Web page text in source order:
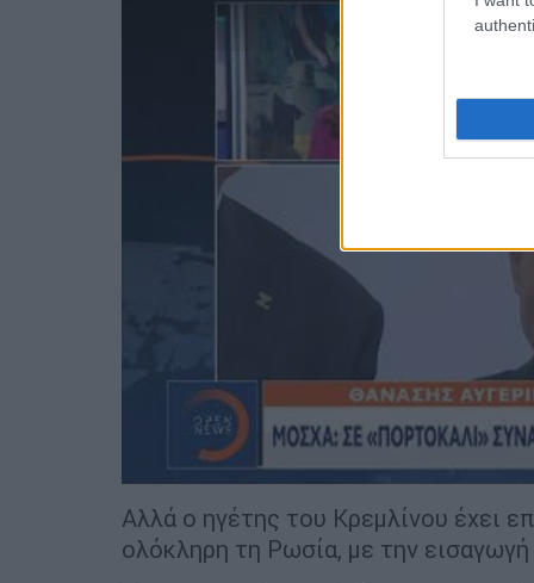
Αλλά ο ηγέτης του Κρεμλίνου έχει
ολόκληρη τη Ρωσία, με την